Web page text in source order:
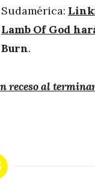
Lamb Of God
.
receso al